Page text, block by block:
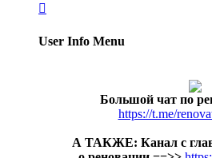

User Info Menu
Большой чат по
https://t.me/
А ТАКЖЕ: Канал с